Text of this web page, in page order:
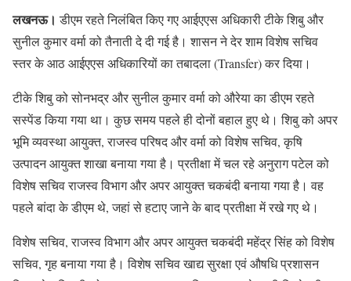
लखनऊ। डीएम रहते निलंबित किए गए आईएएस अधिकारी टीके शिबु और
सुनील कुमार वर्मा को तैनाती दे दी गई है। शासन ने देर शाम विशेष सचिव
स्तर के आठ आईएएस अधिकारियों का तबादला (Transfer) कर दिया।
टीके शिबु को सोनभद्र और सुनील कुमार वर्मा को औरेया का डीएम रहते
सस्पेंड किया गया था। कुछ समय पहले ही दोनों बहाल हुए थे। शिबु को अपर
भूमि व्यवस्था आयुक्त, राजस्व परिषद और वर्मा को विशेष सचिव, कृषि
उत्पादन आयुक्त शाखा बनाया गया है। प्रतीक्षा में चल रहे अनुराग पटेल को
विशेष सचिव राजस्व विभाग और अपर आयुक्त चकबंदी बनाया गया है। वह
पहले बांदा के डीएम थे, जहां से हटाए जाने के बाद प्रतीक्षा में रखे गए थे।
विशेष सचिव, राजस्व विभाग और अपर आयुक्त चकबंदी महेंद्र सिंह को विशेष
सचिव, गृह बनाया गया है। विशेष सचिव खाद्य सुरक्षा एवं औषधि प्रशासन